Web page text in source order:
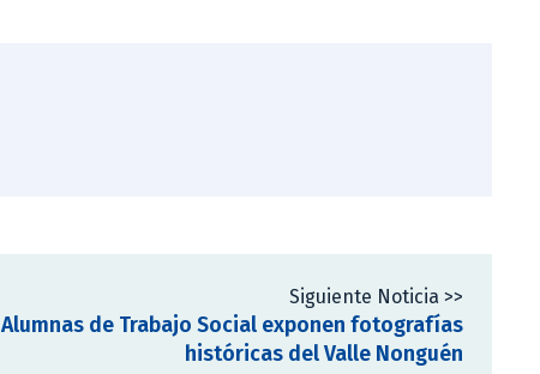
Siguiente Noticia >>
Alumnas de Trabajo Social exponen fotografías
históricas del Valle Nonguén